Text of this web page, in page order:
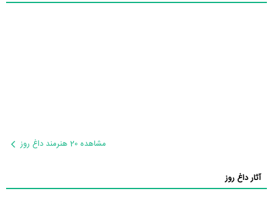
مشاهده 20 هنرمند داغ روز
آثار داغ روز